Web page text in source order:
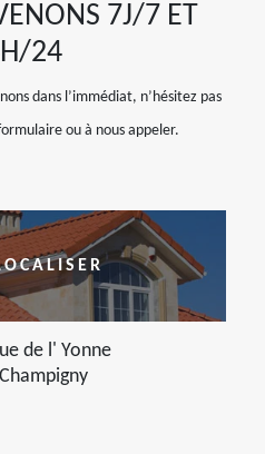
7J/7 ET
24
dans l’immédiat, n’hésitez pas
ou à nous appeler.
de l' Yonne